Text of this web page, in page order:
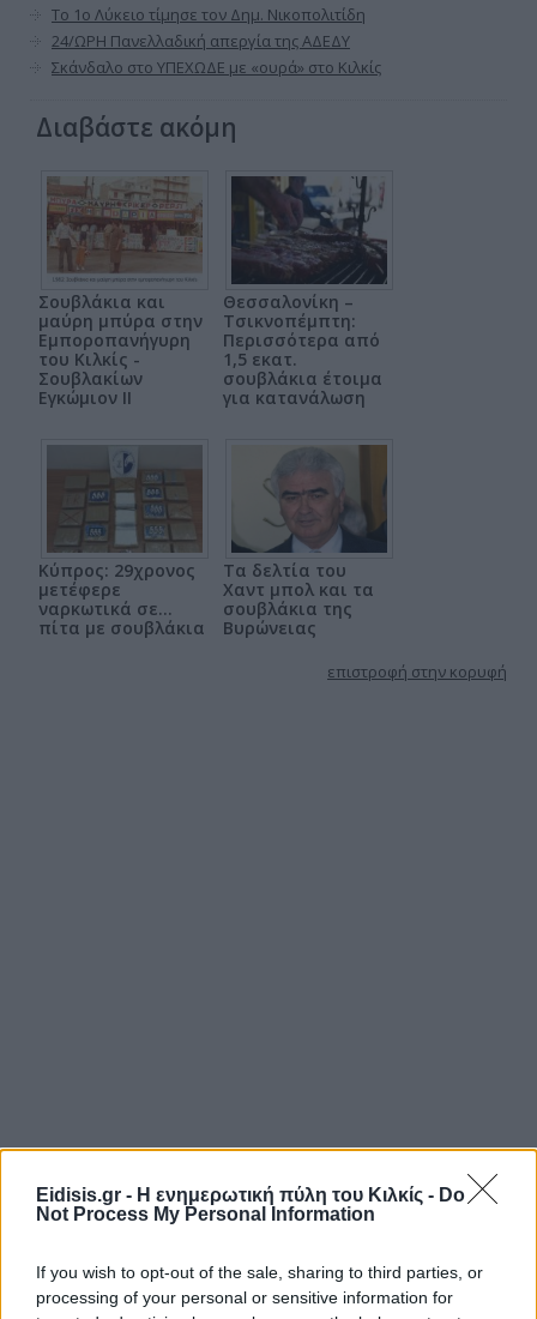
Eidisis.gr - Η ενημερωτική πύλη του Κιλκίς - Do
Not Process My Personal Information
If you wish to opt-out of the sale, sharing to third parties, or
processing of your personal or sensitive information for
Το 1ο Λύκειο τίμησε τον Δημ. Νικοπολιτίδη
24/ΩΡΗ Πανελλαδική απεργία της ΑΔΕΔΥ
Σκάνδαλο στο ΥΠΕΧΩΔΕ με «ουρά» στο Κιλκίς
Διαβάστε ακόμη
Σουβλάκια και
μαύρη μπύρα στην
Εμποροπανήγυρη
του Κιλκίς -
Σουβλακίων
Εγκώμιον ΙΙ
Θεσσαλονίκη –
Τσικνοπέμπτη:
Περισσότερα από
1,5 εκατ.
σουβλάκια έτοιμα
για κατανάλωση
Κύπρος: 29χρονος
μετέφερε
ναρκωτικά σε…
πίτα με σουβλάκια
Τα δελτία του
Χαντ μπολ και τα
σουβλάκια της
Βυρώνειας
επιστροφή στην κορυφή